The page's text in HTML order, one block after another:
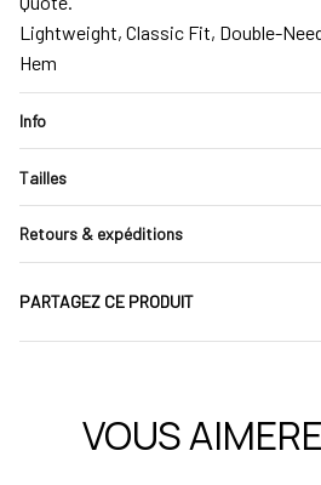
Lightweight, Classic Fit, Double-
Hem
Info
Tailles
Retours & expéditions
PARTAGEZ CE PRODUIT
VOUS